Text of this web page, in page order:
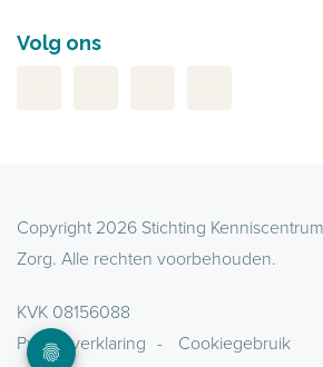
Volg ons
Copyright 2026 Stichting
Zorg. Alle rechten voorbehouden.
KVK 08156088
Privacyverklaring
Cookiegebruik